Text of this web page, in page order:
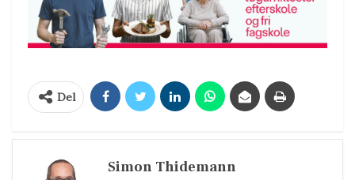
Del
Simon Thidemann